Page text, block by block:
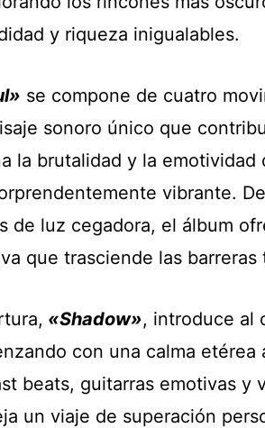
y riqueza inigualables.
se compone de cuatro
sonoro único que
la brutalidad y la emotividad
vibrante.
de luz cegadora, el álbum
que trasciende las
«Shadow», introduce al
con una calma etérea
beats, guitarras emotivas y
un viaje de superación